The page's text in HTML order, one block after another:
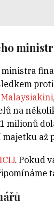
Malaysiakini
na
milionů
až
. Pokud